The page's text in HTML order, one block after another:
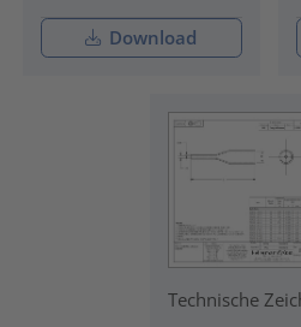
Download
Technische